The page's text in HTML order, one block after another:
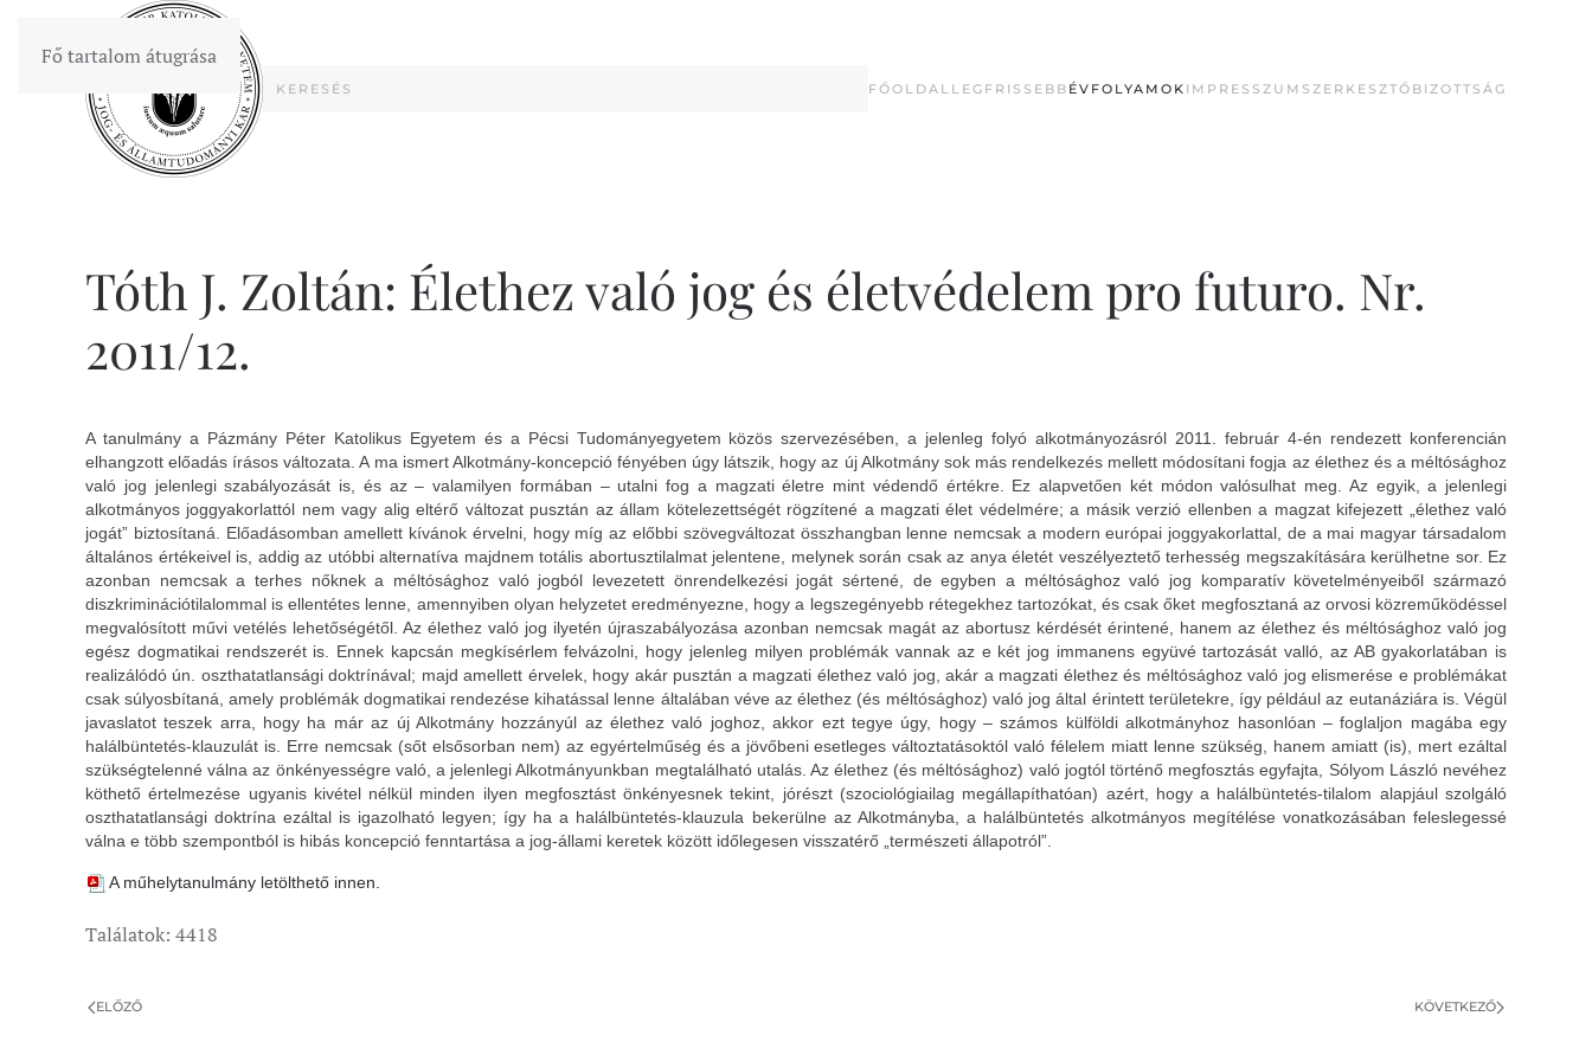
Fő tartalom átugrása
FŐOLDAL LEGFRISSEBB ÉVFOLYAMOK IMPRESSZUM SZERKESZTŐBIZOTTSÁG
Tóth J. Zoltán: Élethez való jog és életvédelem pro futuro. Nr.
2011/12.
A tanulmány a Pázmány Péter Katolikus Egyetem és a Pécsi Tudományegyetem közös szervezésében, a jelenleg folyó alkotmányozásról 2011. február 4-én rendezett konferencián
elhangzott előadás írásos változata. A ma ismert Alkotmány-koncepció fényében úgy látszik, hogy az új Alkotmány sok más rendelkezés mellett módosítani fogja az élethez és a méltósághoz
való jog jelenlegi szabályozását is, és az – valamilyen formában – utalni fog a magzati életre mint védendő értékre. Ez alapvetően két módon valósulhat meg. Az egyik, a jelenlegi
alkotmányos joggyakorlattól nem vagy alig eltérő változat pusztán az állam kötelezettségét rögzítené a magzati élet védelmére; a másik verzió ellenben a magzat kifejezett „élethez való
jogát” biztosítaná. Előadásomban amellett kívánok érvelni, hogy míg az előbbi szövegváltozat összhangban lenne nemcsak a modern európai joggyakorlattal, de a mai magyar társadalom
általános értékeivel is, addig az utóbbi alternatíva majdnem totális abortusztilalmat jelentene, melynek során csak az anya életét veszélyeztető terhesség megszakítására kerülhetne sor. Ez
azonban nemcsak a terhes nőknek a méltósághoz való jogból levezetett önrendelkezési jogát sértené, de egyben a méltósághoz való jog komparatív követelményeiből származó
diszkriminációtilalommal is ellentétes lenne, amennyiben olyan helyzetet eredményezne, hogy a legszegényebb rétegekhez tartozókat, és csak őket megfosztaná az orvosi közreműködéssel
megvalósított művi vetélés lehetőségétől. Az élethez való jog ilyetén újraszabályozása azonban nemcsak magát az abortusz kérdését érintené, hanem az élethez és méltósághoz való jog
egész dogmatikai rendszerét is. Ennek kapcsán megkísérlem felvázolni, hogy jelenleg milyen problémák vannak az e két jog immanens együvé tartozását valló, az AB gyakorlatában is
realizálódó ún. oszthatatlansági doktrínával; majd amellett érvelek, hogy akár pusztán a magzati élethez való jog, akár a magzati élethez és méltósághoz való jog elismerése e problémákat
csak súlyosbítaná, amely problémák dogmatikai rendezése kihatással lenne általában véve az élethez (és méltósághoz) való jog által érintett területekre, így például az eutanáziára is. Végül
javaslatot teszek arra, hogy ha már az új Alkotmány hozzányúl az élethez való joghoz, akkor ezt tegye úgy, hogy – számos külföldi alkotmányhoz hasonlóan – foglaljon magába egy
halálbüntetés-klauzulát is. Erre nemcsak (sőt elsősorban nem) az egyértelműség és a jövőbeni esetleges változtatásoktól való félelem miatt lenne szükség, hanem amiatt (is), mert ezáltal
szükségtelenné válna az önkényességre való, a jelenlegi Alkotmányunkban megtalálható utalás. Az élethez (és méltósághoz) való jogtól történő megfosztás egyfajta, Sólyom László nevéhez
köthető értelmezése ugyanis kivétel nélkül minden ilyen megfosztást önkényesnek tekint, jórészt (szociológiailag megállapíthatóan) azért, hogy a halálbüntetés-tilalom alapjául szolgáló
oszthatatlansági doktrína ezáltal is igazolható legyen; így ha a halálbüntetés-klauzula bekerülne az Alkotmányba, a halálbüntetés alkotmányos megítélése vonatkozásában feleslegessé
válna e több szempontból is hibás koncepció fenntartása a jog-állami keretek között időlegesen visszatérő „természeti állapotról”.
A műhelytanulmány letölthető innen.
Találatok: 4418
ELŐZŐ KÖVETKEZŐ